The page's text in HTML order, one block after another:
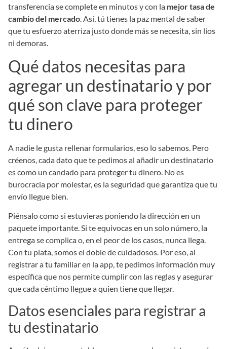
transferencia se complete en minutos y con la mejor tasa de
cambio del mercado. Así, tú tienes la paz mental de saber
que tu esfuerzo aterriza justo donde más se necesita, sin líos
ni demoras.
Qué datos necesitas para
agregar un destinatario y por
qué son clave para proteger
tu dinero
A nadie le gusta rellenar formularios, eso lo sabemos. Pero
créenos, cada dato que te pedimos al añadir un destinatario
es como un candado para proteger tu dinero. No es
burocracia por molestar, es la seguridad que garantiza que tu
envío llegue bien.
Piénsalo como si estuvieras poniendo la dirección en un
paquete importante. Si te equivocas en un solo número, la
entrega se complica o, en el peor de los casos, nunca llega.
Con tu plata, somos el doble de cuidadosos. Por eso, al
registrar a tu familiar en la app, te pedimos información muy
específica que nos permite cumplir con las reglas y asegurar
que cada céntimo llegue a quien tiene que llegar.
Datos esenciales para registrar a
tu destinatario